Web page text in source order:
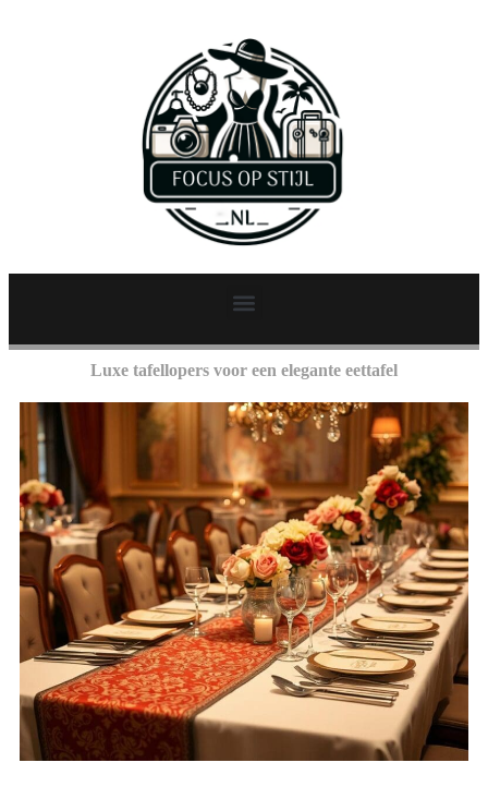
Luxe tafellopers voor een elegante eettafel